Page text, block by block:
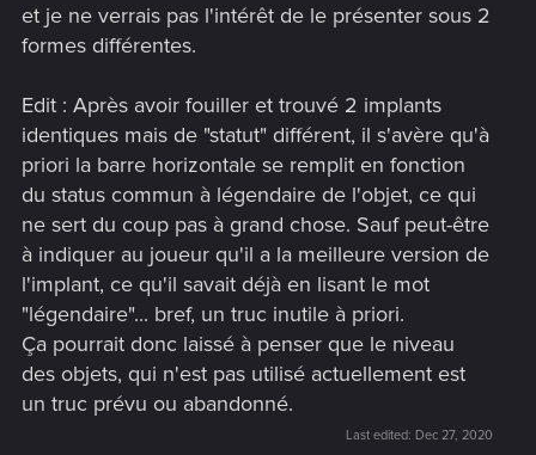
et je ne verrais pas l'intérêt de le présenter sous 2
formes différentes.
Edit : Après avoir fouiller et trouvé 2 implants
identiques mais de "statut" différent, il s'avère qu'à
priori la barre horizontale se remplit en fonction
du status commun à légendaire de l'objet, ce qui
ne sert du coup pas à grand chose. Sauf peut-être
à indiquer au joueur qu'il a la meilleure version de
l'implant, ce qu'il savait déjà en lisant le mot
"légendaire"... bref, un truc inutile à priori.
Ça pourrait donc laissé à penser que le niveau
des objets, qui n'est pas utilisé actuellement est
un truc prévu ou abandonné.
Last edited: Dec 27, 2020